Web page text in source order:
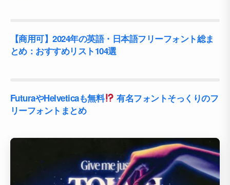
【商用可】2024年の英語・日本語フリーフォント総ま
とめ：おすすめリスト104選
FuturaやHelveticaも無料
有名フォントそっくりのフ
リーフォントまとめ